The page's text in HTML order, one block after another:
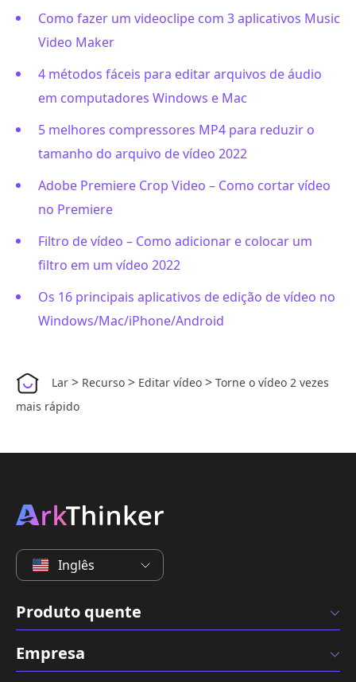
Como fazer um videoclipe com 3 aplicativos Music
Video Maker
4 métodos fáceis para editar arquivos de áudio
em computadores Windows e Mac
5 melhores compressores MP4 para reduzir o
tamanho do arquivo de vídeo 2022
Adobe Premiere Crop Video – Como cortar vídeo
no Premiere
Filtro de vídeo – Como adicionar e colocar um
filtro em um vídeo 2022
Os 16 principais aplicativos de edição de vídeo no
Windows/Mac/iPhone/Android
Lar > Recurso > Editar vídeo > Torne o vídeo 2 vezes
mais rápido
Inglês
Produto quente
Empresa